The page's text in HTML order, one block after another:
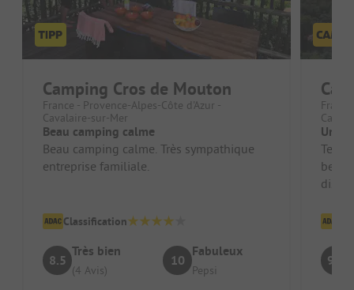
Camping Cros de Mouton
France - Provence-Alpes-Côte d'Azur -
Cavalaire-sur-Mer
Beau camping calme
Beau camping calme. Très sympathique
entreprise familiale.
Classification
8.5
Très bien
(4 Avis)
10
Fabuleux
Pepsi
Un
belle
9.1